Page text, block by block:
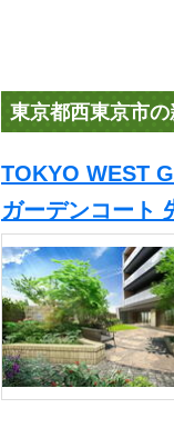
東京都西東京市
TOKYO WEST
ガーデンコート